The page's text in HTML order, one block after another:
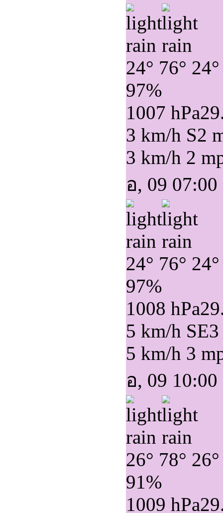
24° 76° 24°
97%
1007 hPa
3 km/h S2
3 km/h 2
อ, 09 07:00
24° 76° 24°
97%
1008 hPa
5 km/h SE
5 km/h 3
อ, 09 10:00
26° 78° 26°
91%
1009 hPa